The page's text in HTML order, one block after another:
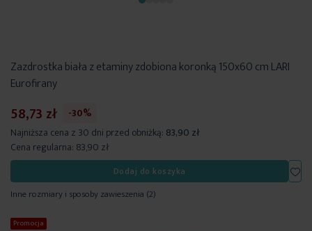
Zazdrostka biała z etaminy zdobiona koronką 150x60 cm LARI
Eurofirany
58,73 zł
-30%
Najniższa cena z 30 dni przed obniżką: 83,90 zł
Cena regularna: 83,90 zł
Dodaj do koszyka
Inne rozmiary i sposoby zawieszenia (2)
Promocja